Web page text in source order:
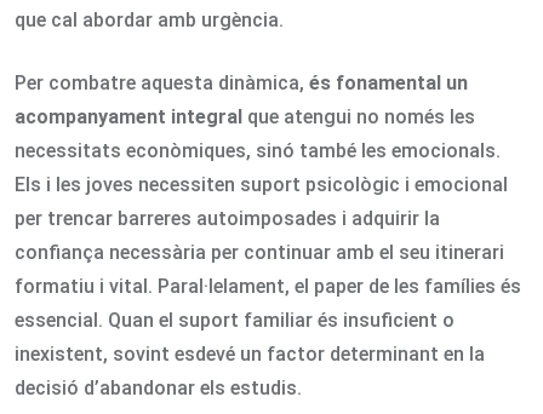
que cal abordar amb urgència.
Per combatre aquesta dinàmica, és fonamental un
acompanyament integral que atengui no només les
necessitats econòmiques, sinó també les emocionals.
Els i les joves necessiten suport psicològic i emocional
per trencar barreres autoimposades i adquirir la
confiança necessària per continuar amb el seu itinerari
formatiu i vital. Paral·lelament, el paper de les famílies és
essencial. Quan el suport familiar és insuficient o
inexistent, sovint esdevé un factor determinant en la
decisió d’abandonar els estudis.